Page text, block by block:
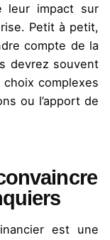
leur impact sur
Petit à petit,
compte de la
devrez souvent
complexes
ou l’apport de
est une